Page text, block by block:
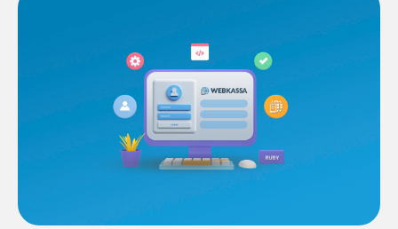
Наши офисы по РК
Блог и новости
Наши продукты WK Corp
Дополнительно